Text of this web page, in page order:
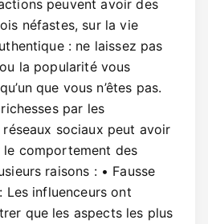
peuvent avoir des
néfastes, sur la vie
: ne laissez pas
la popularité vous
que vous n’êtes pas.
par les
sociaux peut avoir
comportement des
raisons : • Fausse
Les influenceurs ont
que les aspects les plus